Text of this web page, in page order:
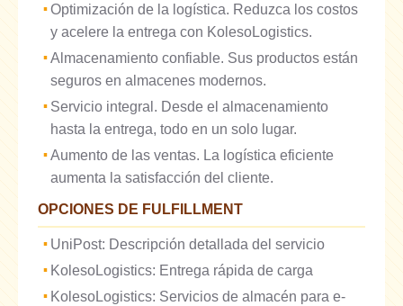
Optimización de la logística. Reduzca los costos
y acelere la entrega con KolesoLogistics.
Almacenamiento confiable. Sus productos están
seguros en almacenes modernos.
Servicio integral. Desde el almacenamiento
hasta la entrega, todo en un solo lugar.
Aumento de las ventas. La logística eficiente
aumenta la satisfacción del cliente.
OPCIONES DE FULFILLMENT
UniPost: Descripción detallada del servicio
KolesoLogistics: Entrega rápida de carga
KolesoLogistics: Servicios de almacén para e-